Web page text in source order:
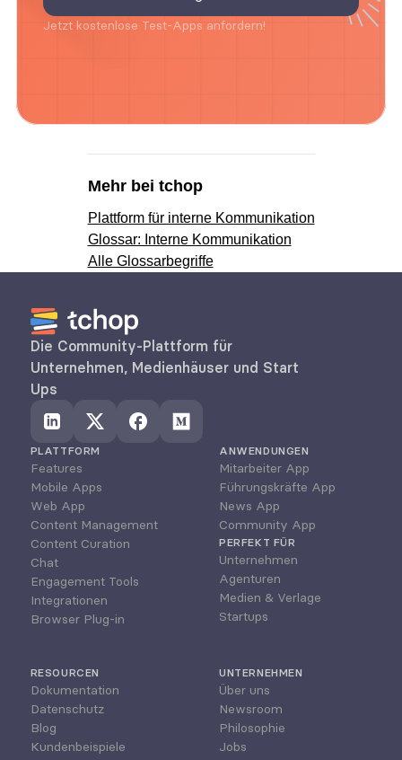
Jetzt kostenlose Test-Apps anfordern!
Mehr bei tchop
Plattform für interne Kommunikation
Glossar: Interne Kommunikation
Alle Glossarbegriffe
Die Community-Plattform für
Unternehmen, Medienhäuser und Start
Ups
PLATTFORM
Features
Mobile Apps
Web App
Content Management
Content Curation
Chat
Engagement Tools
Integrationen
Browser Plug-in
ANWENDUNGEN
Mitarbeiter App
Führungskräfte App
News App
Community App
PERFEKT FÜR
Unternehmen
Agenturen
Medien & Verlage
Startups
RESOURCEN
Dokumentation
Datenschutz
Blog
Kundenbeispiele
UNTERNEHMEN
Über uns
Newsroom
Philosophie
Jobs